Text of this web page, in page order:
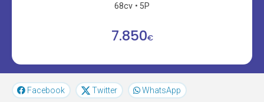
68cv
5P
7.850€
Facebook Twitter WhatsApp